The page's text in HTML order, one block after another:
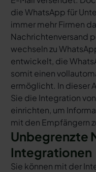
die WhatsApp für
immer mehr Firmen
Nachrichtenversand
wechseln zu
entwickelt, die
somit einen
ermöglicht. In dieser
Sie die Integration
einrichten, um
mit den Empfängern
Unbegrenzte
Integrationen
Sie können mit der